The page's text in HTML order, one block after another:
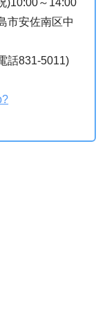
)10:00～14:00
市安佐南区中
話831-5011)